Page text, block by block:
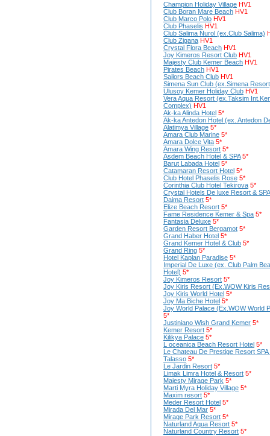
Champion Holiday Village HV1
Club Boran Mare Beach HV1
Club Marco Polo HV1
Club Phaselis HV1
Club Salima Nurol (ex.Club Salima)
Club Zigana HV1
Crystal Flora Beach HV1
Joy Kimeros Resort Club HV1
Majesty Club Kemer Beach HV1
Pirates Beach HV1
Sailors Beach Club HV1
Simena Sun Club (ex.Simena
Ulusoy Kemer Holiday Club HV1
Vera Aqua Resort (ex.Taksim
Complex) HV1
Ak-ka Alinda Hotel 5*
Ak-ka Antedon Hotel (ex. Antedon
Alatimya Village 5*
Amara Club Marine 5*
Amara Dolce Vita 5*
Amara Wing Resort 5*
Asdem Beach Hotel & SPA 5*
Barut Labada Hotel 5*
Catamaran Resort Hotel 5*
Club Hotel Phaselis Rose 5*
Corinthia Club Hotel Tekirova 5*
Crystal Hotels De luxe Resort & SPA
Daima Resort 5*
Elize Beach Resort 5*
Fame Residence Kemer & Spa 5*
Fantasia Deluxe 5*
Garden Resort Bergamot 5*
Grand Haber Hotel 5*
Grand Kemer Hotel & Club 5*
Grand Ring 5*
Hotel Kaplan Paradise 5*
Imperial De Luxe (ex. Club Palm
Hotel) 5*
Joy Kimeros Resort 5*
Joy Kiris Resort (Ex.WOW Kiris
Joy Kiris World Hotel 5*
Joy Ma Biche Hotel 5*
Joy World Palace (Ex.WOW World
5*
Justiniano Wish Grand Kemer 5*
Kemer Resort 5*
Kilikya Palace 5*
L oceanica Beach Resort Hotel 5*
Le Chateau De Prestige Resort SPA
Talasso 5*
Le Jardin Resort 5*
Limak Limra Hotel & Resort 5*
Majesty Mirage Park 5*
Marti Myra Holiday Village 5*
Maxim resort 5*
Meder Resort Hotel 5*
Mirada Del Mar 5*
Mirage Park Resort 5*
Naturland Aqua Resort 5*
Naturland Country Resort 5*